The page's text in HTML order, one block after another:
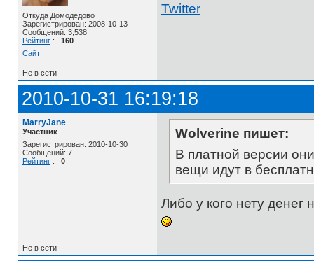
Откуда Домодедово
Зарегистрирован: 2008-10-13
Сообщений: 3,538
Рейтинг: 160
Сайт
Twitter
Не в сети
2010-10-31 16:19:18
MarryJane
Участник
Зарегистрирован: 2010-10-30
Сообщений: 7
Рейтинг: 0
Wolverine пишет:
В платной версии
вещи идут в
Либо у кого нету денег
Не в сети